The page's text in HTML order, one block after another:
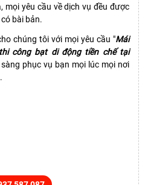
mọi yêu cầu về dịch vụ đều được
bài bản.
chúng tôi với mọi yêu cầu "Mái
công bạt di động tiền chế tại
phục vụ bạn mọi lúc mọi nơi